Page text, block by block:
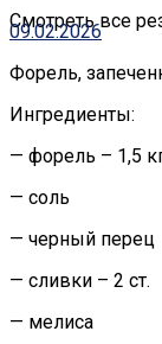
Смотреть все
09.02.2026
Форель,
Ингредиенты:
— форель – 1,5
— соль
— черный перец
— сливки – 2 ст.
— мелиса